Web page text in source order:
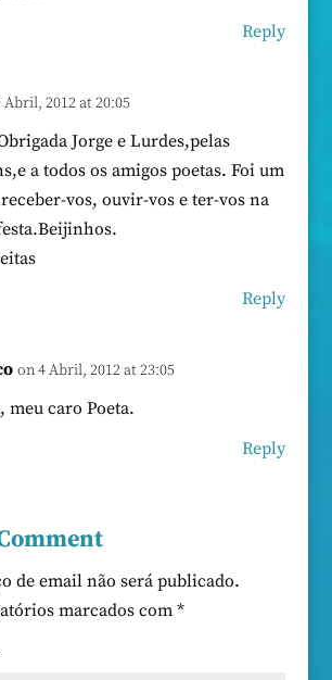
Reply
Abril, 2012 at 20:05
Jorge e Lurdes,pelas
a todos os amigos poetas. Foi um
vos, ouvir-vos e ter-vos na
Reply
on 4 Abril, 2012 at 23:05
meu caro Poeta.
Reply
de email não será publicado.
marcados com *